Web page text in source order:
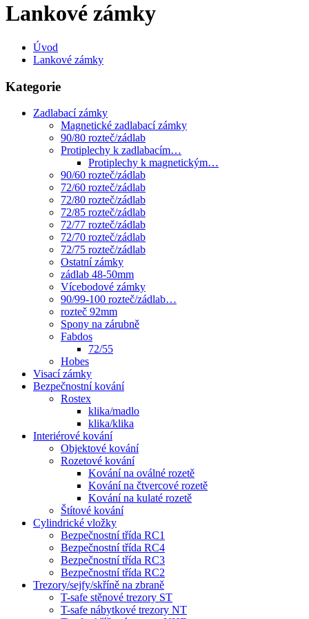
Lankové zámky
Úvod
Lankové zámky
Kategorie
Zadlabací zámky
Magnetické zadlabací zámky
90/80 rozteč/zádlab
Protiplechy k zadlabacím…
Protiplechy k magnetickým…
90/60 rozteč/zádlab
72/60 rozteč/zádlab
72/80 rozteč/zádlab
72/85 rozteč/zádlab
72/77 rozteč/zádlab
72/70 rozteč/zádlab
72/75 rozteč/zádlab
Ostatní zámky
zádlab 48-50mm
Vícebodové zámky
90/99-100 rozteč/zádlab…
rozteč 92mm
Spony na zárubně
Fabdos
72/55
Hobes
Visací zámky
Bezpečnostní kování
Rostex
klika/madlo
klika/klika
Interiérové kování
Objektové kování
Rozetové kování
Kování na oválné rozetě
Kování na čtvercové rozetě
Kování na kulaté rozetě
Štítové kování
Cylindrické vložky
Bezpečnostní třída RC1
Bezpečnostní třída RC4
Bezpečnostní třída RC3
Bezpečnostní třída RC2
Trezory/sejfy/skříně na zbraně
T-safe stěnové trezory ST
T-safe nábytkové trezory NT